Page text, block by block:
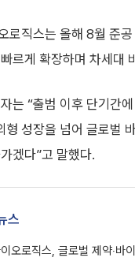
로직스는 올해 8월 준
르게 확장하며 차세대
는 “출범 이후 단기간
형 성장을 넘어 글로벌
겠다”고 말했다.
스
오로직스, 글로벌 제약‧바